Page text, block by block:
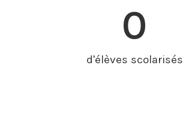
d'élèves scolarisés
0